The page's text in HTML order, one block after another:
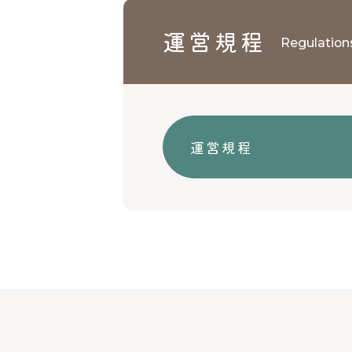
運営規程
運営規程